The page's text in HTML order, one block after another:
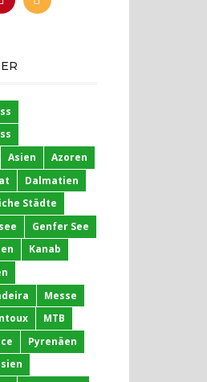
Asien
Azoren
Dalmatien
Städte
Genfer See
Kanab
Messe
MTB
Pyrenäen